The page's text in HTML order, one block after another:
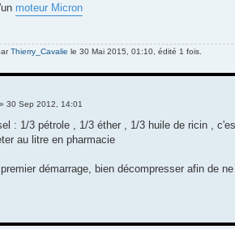
moteur Micron
Thierry_Cavalie le 30 Mai 2015, 01:10, édité 1 fois.
30 Sep 2012, 14:01
: 1/3 pétrole , 1/3 éther , 1/3 huile de ricin ,
au litre en pharmacie
démarrage, bien décompresser afin de